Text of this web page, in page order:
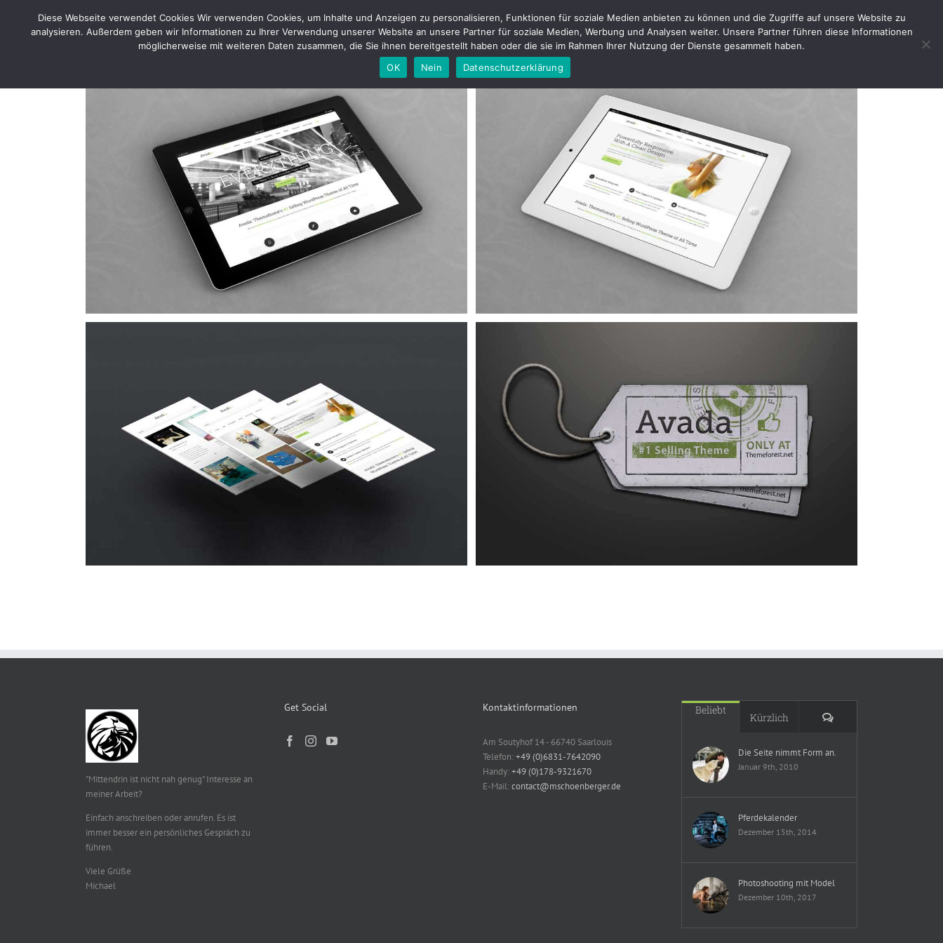
Home Portfolio Fotostudio Buchungen & Preise Kontakt Blog About me Impressum Shop Mein Benutzerkonto
Startseite
Proin Sodales Quam
Cat 1 Cat 3
Suspende Phara Urna
Cat 2 Cat 3 Cat 4
"Mittendrin ist nicht nah genug" Interesse an
meiner Arbeit?
Einfach anschreiben oder anrufen. Es ist
immer besser ein persönliches Gespräch zu
führen.
Viele Grüße
Michael
Get Social Kontaktinformationen
Am Soutyhof 14 - 66740 Saarlouis
Telefon:+49 (0)6831-7642090
Handy:+49 (0)178-9321670
E-Mail:contact@mschoenberger.de
Beliebt
Kürzlich Kommentare
Die Seite nimmt Form an.
Januar 9th, 2010
Pferdekalender
Dezember 15th, 2014
Photoshooting mit Model
Dezember 10th, 2017
Diese Webseite verwendet Cookies Wir verwenden Cookies, um Inhalte und Anzeigen zu personalisieren, Funktionen für soziale Medien anbieten zu können und die Zugriffe auf unsere Website zu
analysieren. Außerdem geben wir Informationen zu Ihrer Verwendung unserer Website an unsere Partner für soziale Medien, Werbung und Analysen weiter. Unsere Partner führen diese Informationen
möglicherweise mit weiteren Daten zusammen, die Sie ihnen bereitgestellt haben oder die sie im Rahmen Ihrer Nutzung der Dienste gesammelt haben.
OK
Nein Datenschutzerklärung